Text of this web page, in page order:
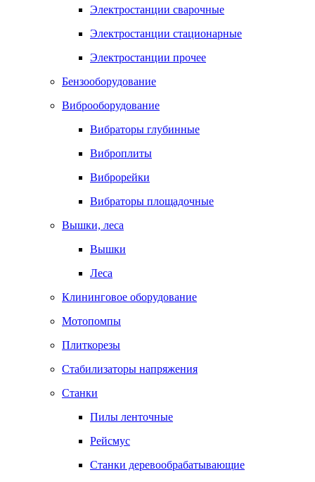
Электростанции сварочные
Электростанции стационарные
Электростанции прочее
Бензооборудование
Виброоборудование
Вибраторы глубинные
Виброплиты
Виброрейки
Вибраторы площадочные
Вышки, леса
Вышки
Леса
Клининговое оборудование
Мотопомпы
Плиткорезы
Стабилизаторы напряжения
Станки
Пилы ленточные
Рейсмус
Станки деревообрабатывающие